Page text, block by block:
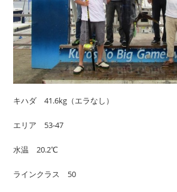
キハダ 41.6kg（エラなし）
エリア 53-47
水温 20.2℃
ラインクラス 50